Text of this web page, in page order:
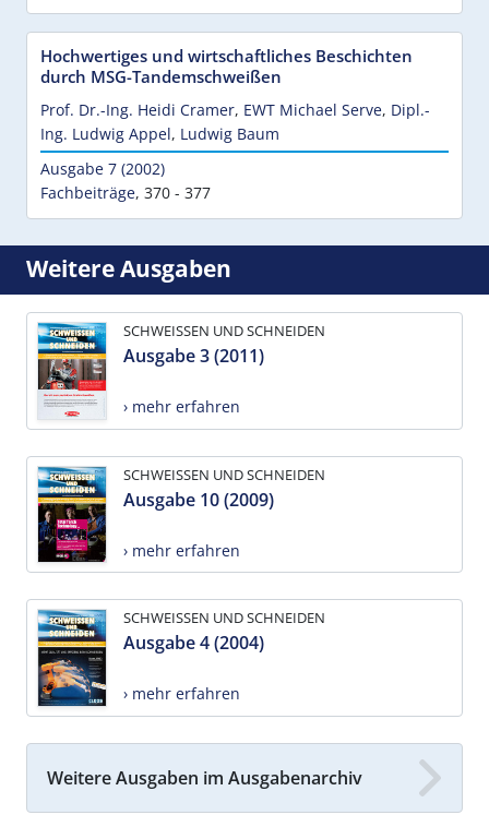
Hochwertiges und wirtschaftliches Beschichten
durch MSG-Tandemschweißen
Prof. Dr.-Ing. Heidi Cramer, EWT Michael Serve, Dipl.-
Ing. Ludwig Appel, Ludwig Baum
Ausgabe 7 (2002)
Fachbeiträge, 370 - 377
Weitere Ausgaben
SCHWEISSEN UND SCHNEIDEN
Ausgabe 3 (2011)
› mehr erfahren
SCHWEISSEN UND SCHNEIDEN
Ausgabe 10 (2009)
› mehr erfahren
SCHWEISSEN UND SCHNEIDEN
Ausgabe 4 (2004)
› mehr erfahren
Weitere Ausgaben im Ausgabenarchiv